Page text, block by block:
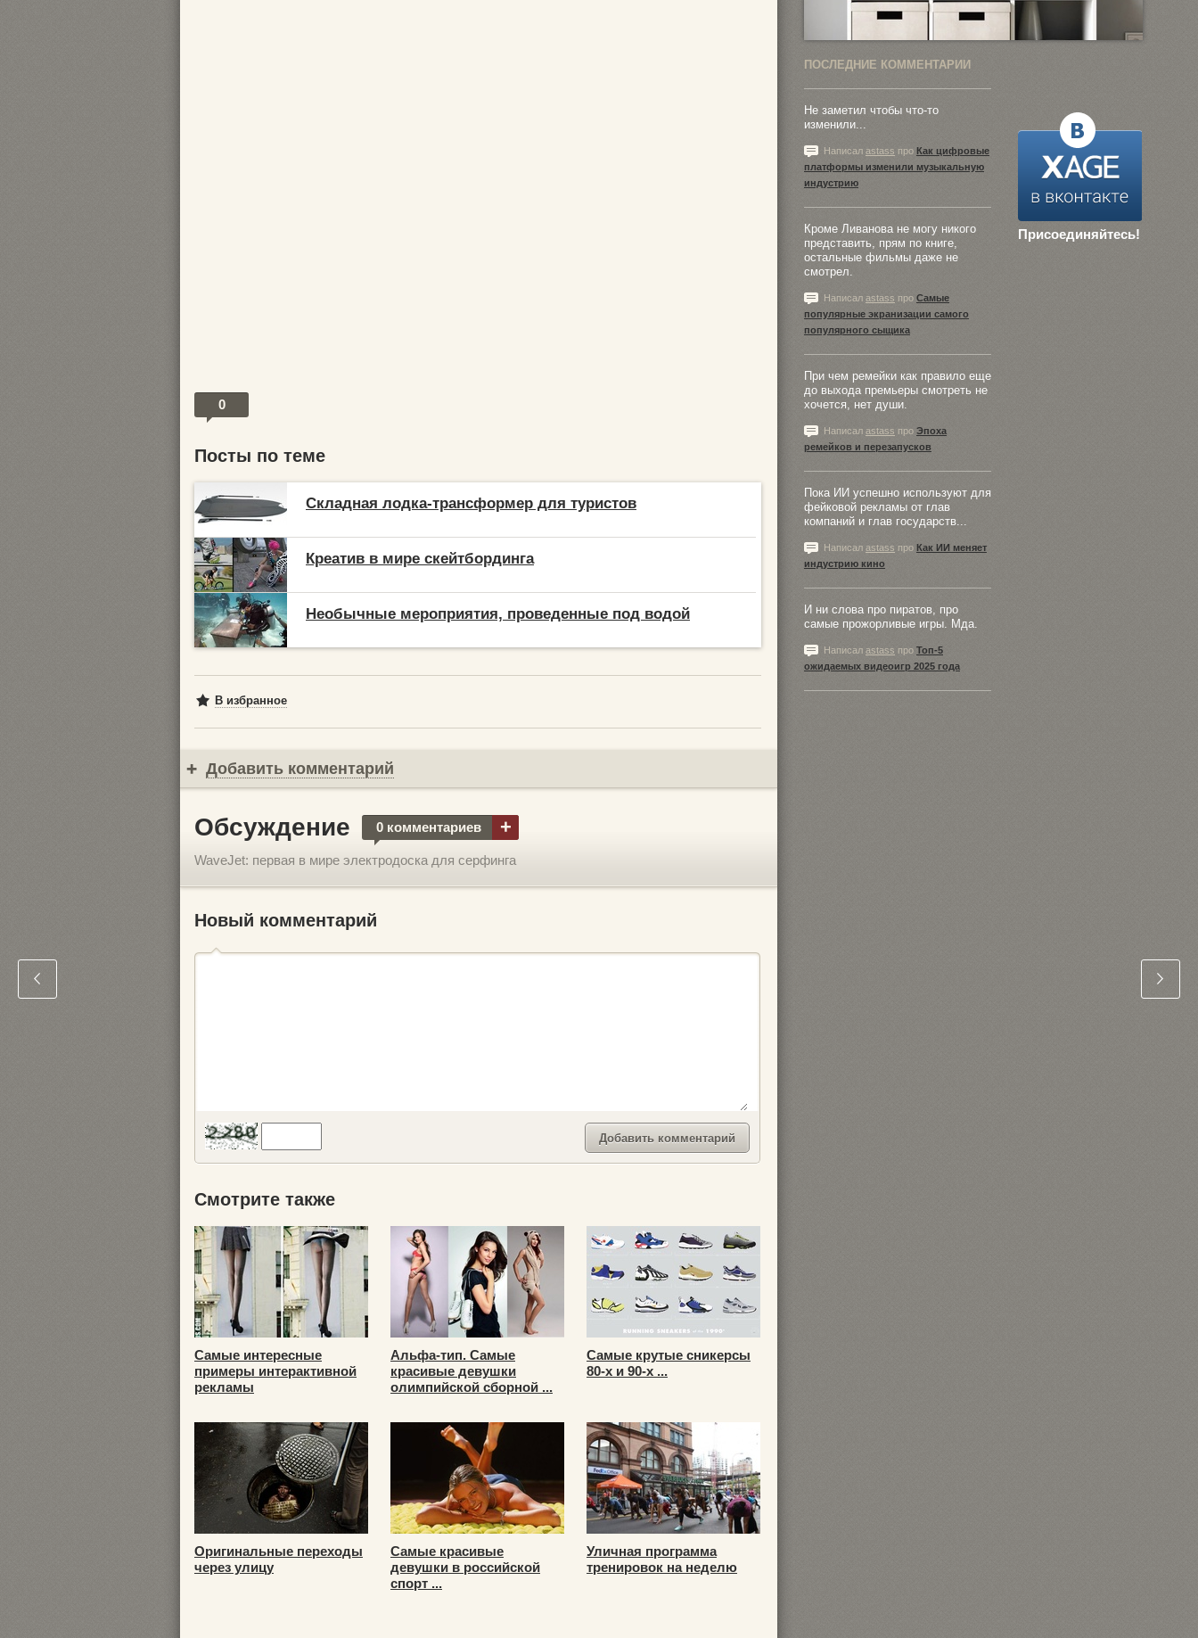
0
Посты по теме
Складная лодка-трансформер для туристов
Креатив в мире скейтбординга
Необычные мероприятия, проведенные под водой
В избранное
Добавить комментарий
Обсуждение 0 комментариев +
WaveJet: первая в мире электродоска для серфинга
Новый комментарий
Смотрите также
Самые интересные
примеры интерактивной
рекламы
Альфа-тип. Самые
красивые девушки
олимпийской сборной ...
Самые крутые сникерсы
80-х и 90-х ...
Оригинальные переходы
через улицу
Самые красивые
девушки в российской
спорт ...
Уличная программа
тренировок на неделю
ПОСЛЕДНИЕ КОММЕНТАРИИ
Присоединяйтесь!
Не заметил чтобы что-то
изменили...
Написал astass про Как цифровые
платформы изменили музыкальную
индустрию
Кроме Ливанова не могу никого
представить, прям по книге,
остальные фильмы даже не
смотрел.
Написал astass про Самые
популярные экранизации самого
популярного сыщика
При чем ремейки как правило еще
до выхода премьеры смотреть не
хочется, нет души.
Написал astass про Эпоха
ремейков и перезапусков
Пока ИИ успешно используют для
фейковой рекламы от глав
компаний и глав государств...
Написал astass про Как ИИ меняет
индустрию кино
И ни слова про пиратов, про
самые прожорливые игры. Мда.
Написал astass про Топ-5
ожидаемых видеоигр 2025 года